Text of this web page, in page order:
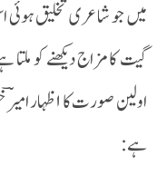
میں جو شاعری تخلیق
گیت کا مزاج دیکھنے کو
اولین صورت
ہے :